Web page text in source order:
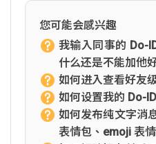
您可能会感兴趣
我输入同事的 Do-
什么还是不能加他
如何进入查看好友
如何设置我的 Do-
如何发布纯文字消
表情包、emoji 表